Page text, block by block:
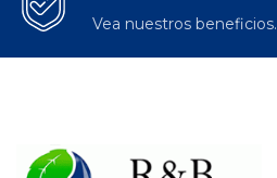
Vea nuestros beneficios.